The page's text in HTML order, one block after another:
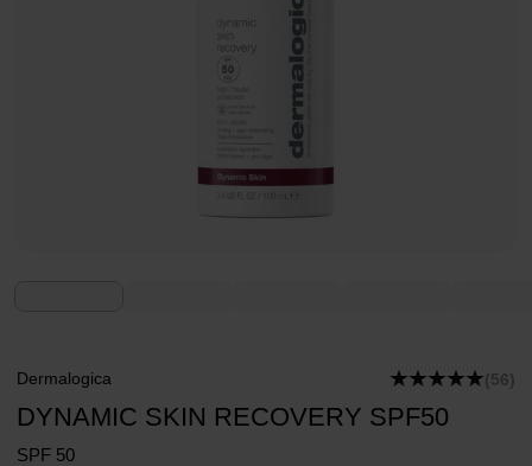
Dermalogica (56)
DYNAMIC SKIN RECOVERY SPF50
SPF 50